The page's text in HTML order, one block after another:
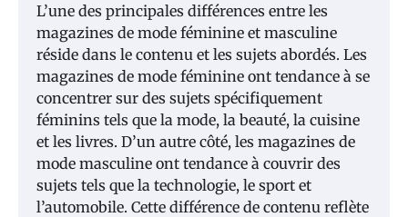
L’une des principales différences entre les
magazines de mode féminine et masculine
réside dans le contenu et les sujets abordés. Les
magazines de mode féminine ont tendance à se
concentrer sur des sujets spécifiquement
féminins tels que la mode, la beauté, la cuisine
et les livres. D’un autre côté, les magazines de
mode masculine ont tendance à couvrir des
sujets tels que la technologie, le sport et
l’automobile. Cette différence de contenu reflète